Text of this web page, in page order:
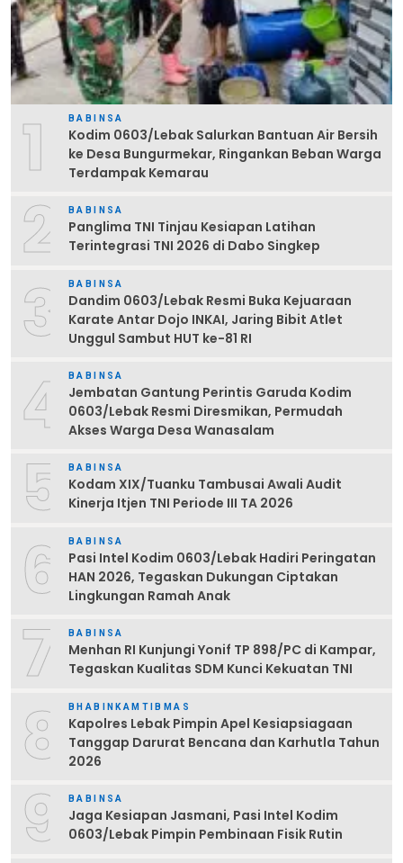
1 BABINSA
Kodim 0603/Lebak Salurkan Bantuan Air Bersih
ke Desa Bungurmekar, Ringankan Beban Warga
Terdampak Kemarau
2 BABINSA
Panglima TNI Tinjau Kesiapan Latihan
Terintegrasi TNI 2026 di Dabo Singkep
3 BABINSA
Dandim 0603/Lebak Resmi Buka Kejuaraan
Karate Antar Dojo INKAI, Jaring Bibit Atlet
Unggul Sambut HUT ke-81 RI
4 BABINSA
Jembatan Gantung Perintis Garuda Kodim
0603/Lebak Resmi Diresmikan, Permudah
Akses Warga Desa Wanasalam
5 BABINSA
Kodam XIX/Tuanku Tambusai Awali Audit
Kinerja Itjen TNI Periode III TA 2026
6 BABINSA
Pasi Intel Kodim 0603/Lebak Hadiri Peringatan
HAN 2026, Tegaskan Dukungan Ciptakan
Lingkungan Ramah Anak
7 BABINSA
Menhan RI Kunjungi Yonif TP 898/PC di Kampar,
Tegaskan Kualitas SDM Kunci Kekuatan TNI
8 BHABINKAMTIBMAS
Kapolres Lebak Pimpin Apel Kesiapsiagaan
Tanggap Darurat Bencana dan Karhutla Tahun
2026
9 BABINSA
Jaga Kesiapan Jasmani, Pasi Intel Kodim
0603/Lebak Pimpin Pembinaan Fisik Rutin